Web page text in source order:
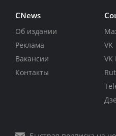
CNews
Об издании
Реклама
Вакансии
Контакты
VK
VK